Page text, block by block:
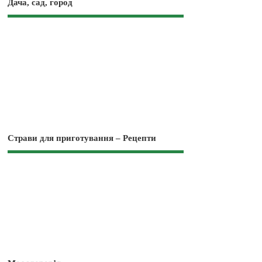
Дача, сад, город
Страви для приготування – Рецепти